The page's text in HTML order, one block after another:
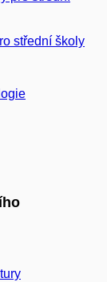
střední školy